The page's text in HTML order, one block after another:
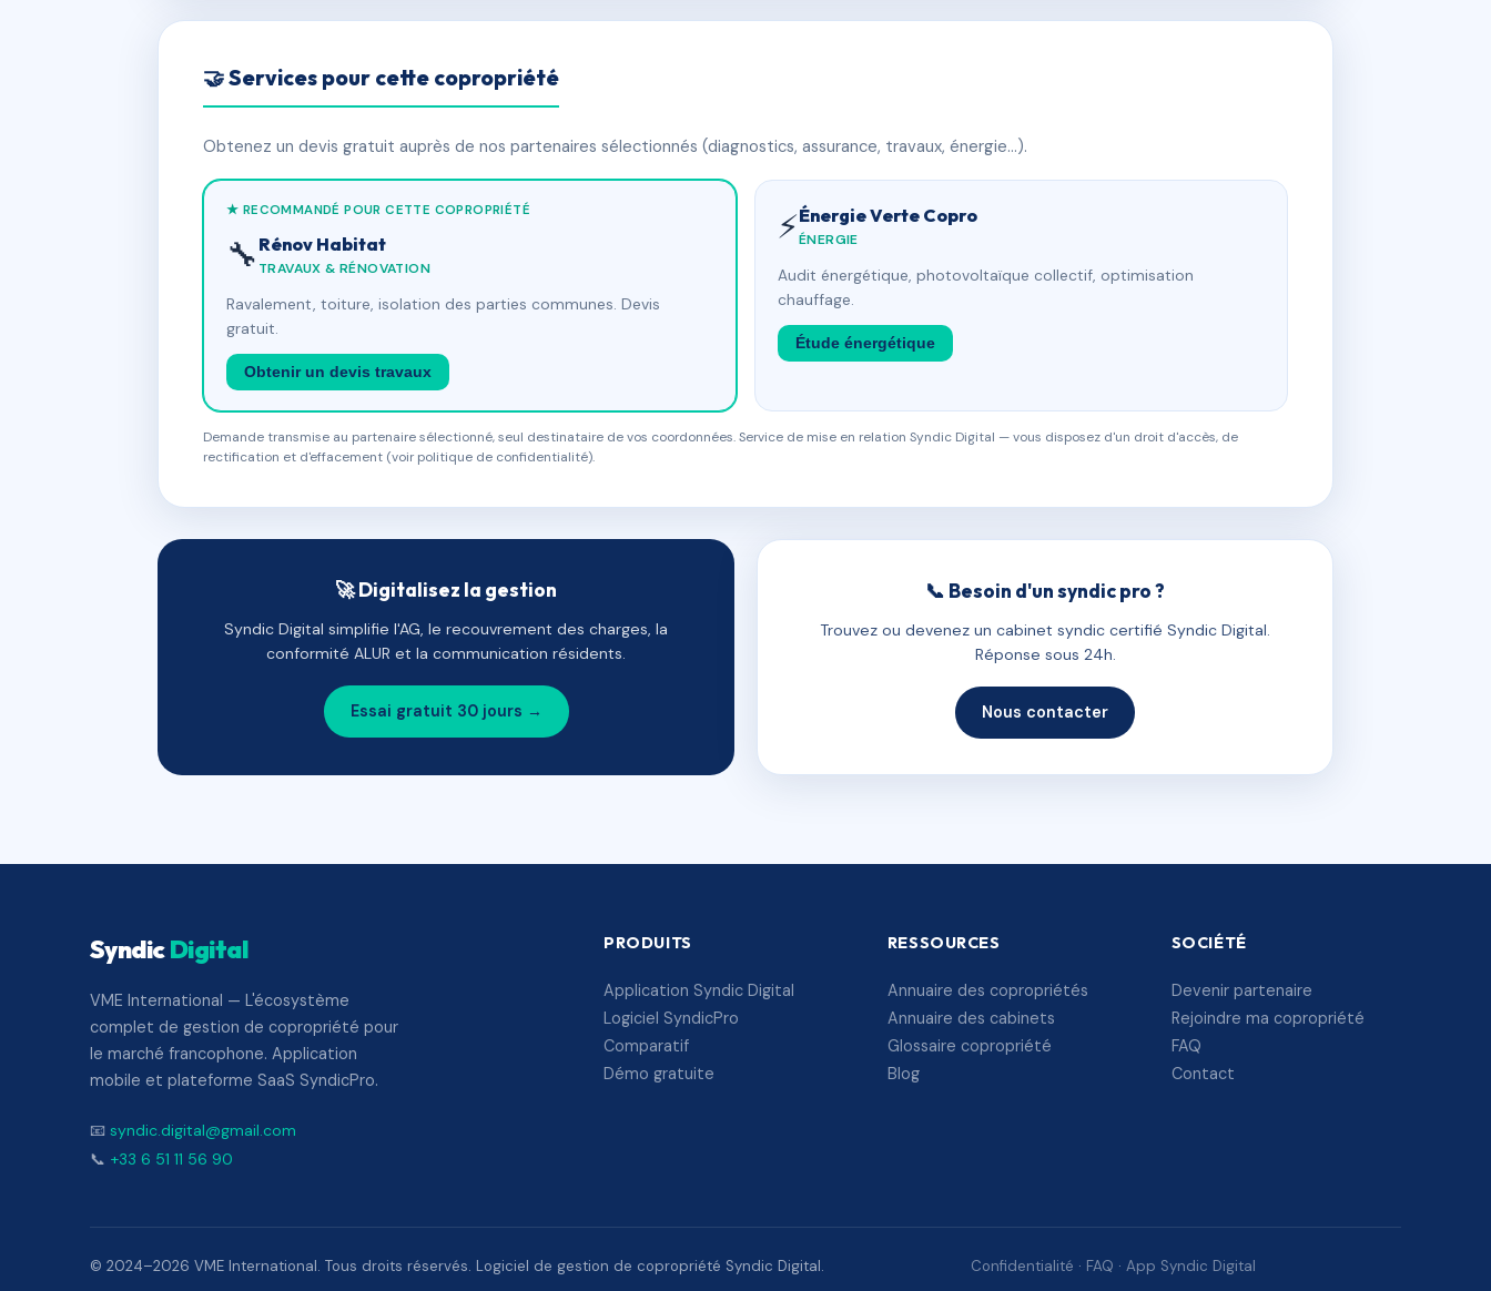
🤝 Services pour cette copropriété
Obtenez un devis gratuit auprès de nos partenaires sélectionnés (diagnostics, assurance, travaux, énergie…).
★ RECOMMANDÉ POUR CETTE COPROPRIÉTÉ
🔧 Rénov Habitat
TRAVAUX & RÉNOVATION
Ravalement, toiture, isolation des parties communes. Devis
gratuit.
Obtenir un devis travaux
⚡Énergie Verte Copro
ÉNERGIE
Audit énergétique, photovoltaïque collectif, optimisation
chauffage.
Étude énergétique
Demande transmise au partenaire sélectionné, seul destinataire de vos coordonnées. Service de mise en relation Syndic Digital — vous disposez d'un droit d'accès, de
rectification et d'effacement (voir politique de confidentialité).
🚀 Digitalisez la gestion
Syndic Digital simplifie l'AG, le recouvrement des charges, la
conformité ALUR et la communication résidents.
Essai gratuit 30 jours →
📞 Besoin d'un syndic pro ?
Trouvez ou devenez un cabinet syndic certifié Syndic Digital.
Réponse sous 24h.
Nous contacter
SyndicDigital
VME International — L'écosystème
complet de gestion de copropriété pour
le marché francophone. Application
mobile et plateforme SaaS SyndicPro.
📧 syndic.digital@gmail.com
📞 +33 6 51 11 56 90
PRODUITS
Application Syndic Digital
Logiciel SyndicPro
Comparatif
Démo gratuite
RESSOURCES
Annuaire des copropriétés
Annuaire des cabinets
Glossaire copropriété
Blog
SOCIÉTÉ
Devenir partenaire
Rejoindre ma copropriété
FAQ
Contact
© 2024–2026 VME International. Tous droits réservés. Logiciel de gestion de copropriété Syndic Digital. Confidentialité · FAQ · App Syndic Digital